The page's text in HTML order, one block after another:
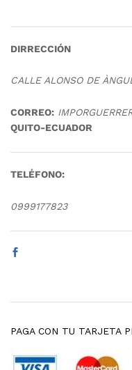
DIRRECCIÓN
CALLE ALONSO DE
CORREO:
QUITO-ECUADOR
TELÉFONO:
0999177823
PAGA CON TU TARJETA